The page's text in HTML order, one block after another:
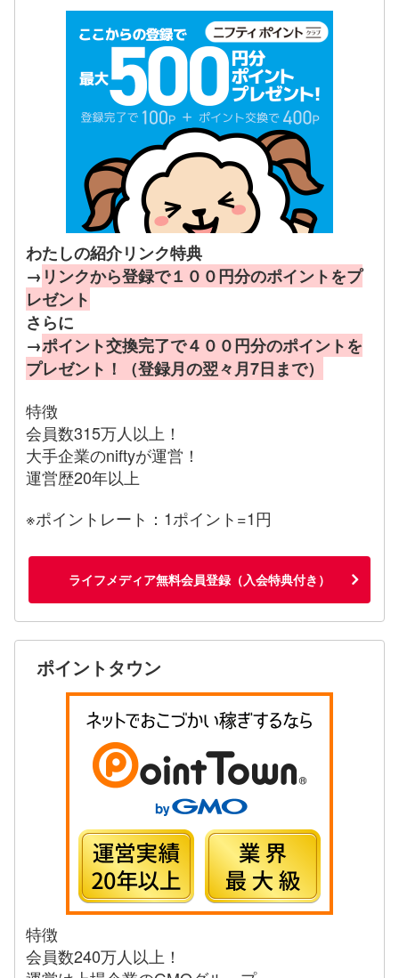
わたしの紹介リンク特典
→ リンクから登録で１００円分のポイントをプ
レゼント
さらに
→ポイント交換完了で４００円分のポイントを
プレゼント！（登録月の翌々月7日まで）
特徴
会員数315万人以上！
大手企業のniftyが運営！
運営歴20年以上
※ポイントレート：1ポイント=1円
ライフメディア無料会員登録（入会特典付き）
ポイントタウン
特徴
会員数240万人以上！